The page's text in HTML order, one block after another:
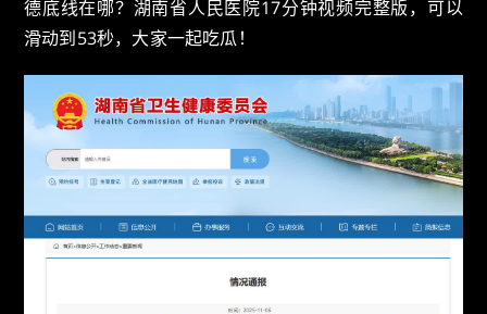
德底线在哪？湖南省人民医院17分钟视频完整版，可以
滑动到53秒，大家一起吃瓜！